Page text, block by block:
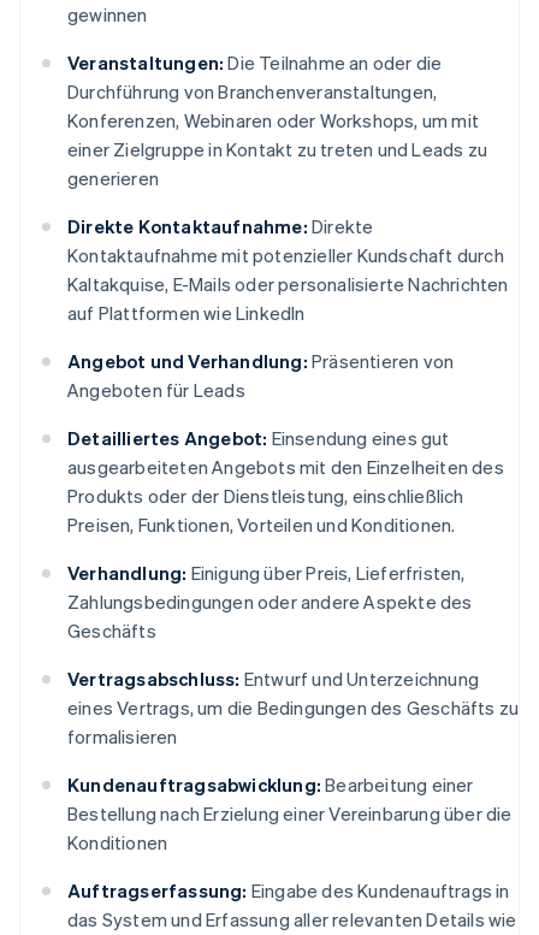
gewinnen
Veranstaltungen: Die Teilnahme an oder die
Durchführung von Branchenveranstaltungen,
Konferenzen, Webinaren oder Workshops, um mit
einer Zielgruppe in Kontakt zu treten und Leads zu
generieren
Direkte Kontaktaufnahme: Direkte
Kontaktaufnahme mit potenzieller Kundschaft durch
Kaltakquise, E-Mails oder personalisierte Nachrichten
auf Plattformen wie LinkedIn
Angebot und Verhandlung: Präsentieren von
Angeboten für Leads
Detailliertes Angebot: Einsendung eines gut
ausgearbeiteten Angebots mit den Einzelheiten des
Produkts oder der Dienstleistung, einschließlich
Preisen, Funktionen, Vorteilen und Konditionen.
Verhandlung: Einigung über Preis, Lieferfristen,
Zahlungsbedingungen oder andere Aspekte des
Geschäfts
Vertragsabschluss: Entwurf und Unterzeichnung
eines Vertrags, um die Bedingungen des Geschäfts zu
formalisieren
Kundenauftragsabwicklung: Bearbeitung einer
Bestellung nach Erzielung einer Vereinbarung über die
Konditionen
Auftragserfassung: Eingabe des Kundenauftrags in
das System und Erfassung aller relevanten Details wie